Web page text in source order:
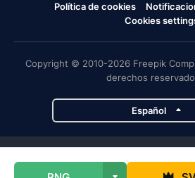
Política de cookies
Cookies
Copyright © 2010-2026 Freepik
derechos
Español